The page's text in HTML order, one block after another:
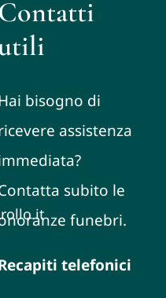
bisogno di
assistenza
subito le
funebri.
telefonici